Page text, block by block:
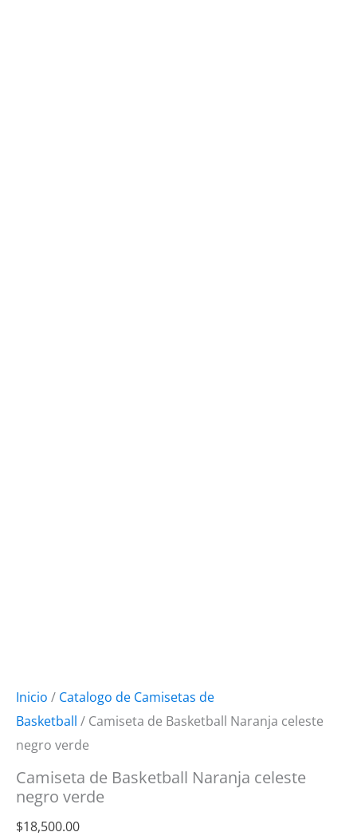
Inicio / Catalogo de Camisetas de
Basketball / Camiseta de Basketball Naranja celeste
negro verde
Camiseta de Basketball Naranja celeste
negro verde
$18,500.00